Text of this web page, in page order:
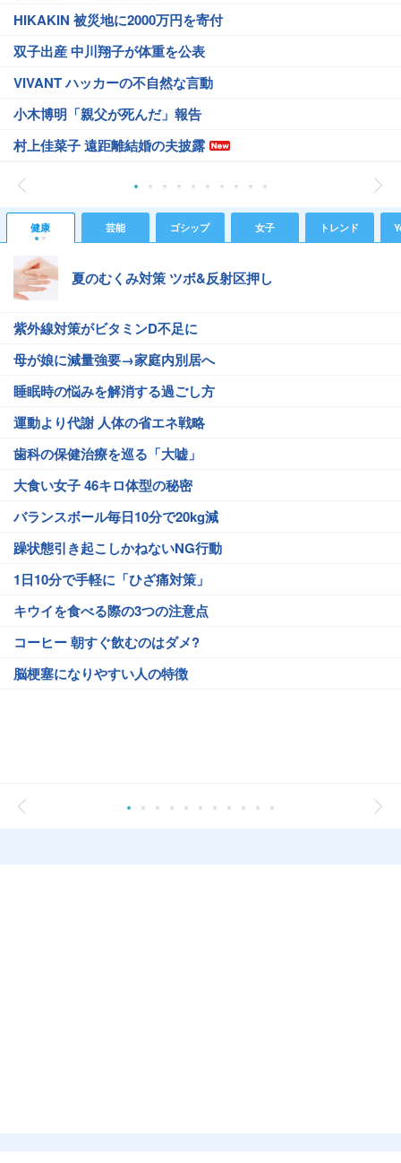
HIKAKIN 被災地に2000万円を寄付
双子出産 中川翔子が体重を公表
VIVANT ハッカーの不自然な言動
小木博明「親父が死んだ」報告
村上佳菜子 遠距離結婚の夫披露
健康 芸能 ゴシップ 女子 トレンド
夏のむくみ対策 ツボ&反射区押し
紫外線対策がビタミンD不足に
母が娘に減量強要→家庭内別居へ
睡眠時の悩みを解消する過ごし方
運動より代謝 人体の省エネ戦略
歯科の保健治療を巡る「大嘘」
大食い女子 46キロ体型の秘密
バランスボール毎日10分で20kg減
躁状態引き起こしかねないNG行動
1日10分で手軽に「ひざ痛対策」
キウイを食べる際の3つの注意点
コーヒー 朝すぐ飲むのはダメ?
脳梗塞になりやすい人の特徴